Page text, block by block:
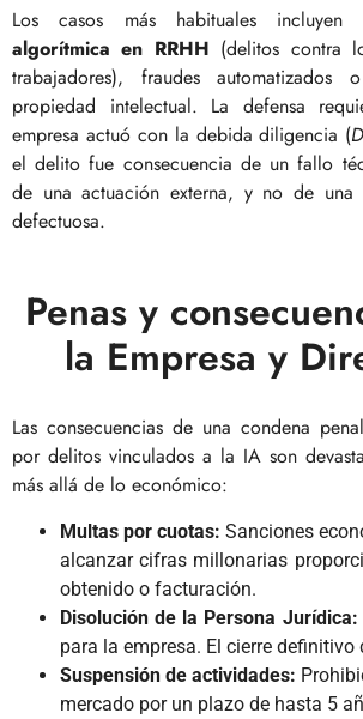
Los casos más habituales
algorítmica en RRHH (delitos contra
trabajadores), fraudes
propiedad intelectual. La defensa
empresa actuó con la debida diligencia (
el delito fue consecuencia de un fallo
de una actuación externa, y no de una
defectuosa.
Penas y
la Empresa y
Las consecuencias de una condena
por delitos vinculados a la IA son
más allá de lo económico:
Multas por cuotas: Sanciones
alcanzar cifras millonarias
obtenido o facturación.
Disolución de la Persona Jurídica:
para la empresa. El cierre definitivo
Suspensión de actividades:
mercado por un plazo de hasta 5